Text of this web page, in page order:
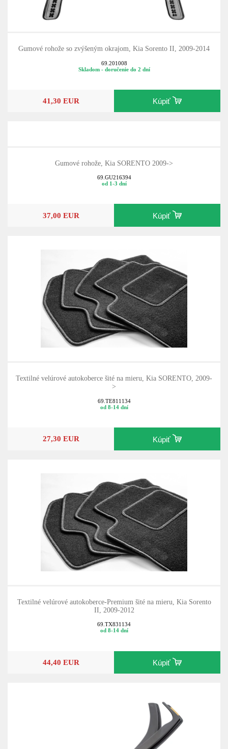
Gumové rohože so zvýšeným okrajom, Kia Sorento II, 2009-2014
69.201008
Skladom - doručenie do 2 dní
41,30 EUR Kúpiť
Gumové rohože, Kia SORENTO 2009->
69.GU216394
od 1-3 dní
37,00 EUR Kúpiť
Textilné velúrové autokoberce šité na mieru, Kia SORENTO, 2009-
>
69.TE811134
od 8-14 dní
27,30 EUR Kúpiť
Textilné velúrové autokoberce-Premium šité na mieru, Kia Sorento
II, 2009-2012
69.TX831134
od 8-14 dní
44,40 EUR Kúpiť